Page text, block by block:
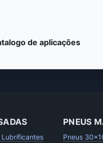
de aplicações
Lubrificantes
PNEUS
Pneus